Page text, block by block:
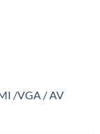
/VGA / AV